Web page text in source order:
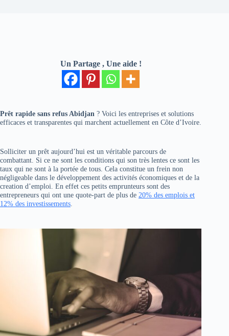
Un Partage , Une aide !
Prêt rapide sans refus Abidjan ? Voici les entreprises et solutions
efficaces et transparentes qui marchent actuellement en Côte d’Ivoire.
Solliciter un prêt aujourd’hui est un véritable parcours de
combattant. Si ce ne sont les conditions qui son très lentes ce sont les
taux qui ne sont à la portée de tous. Cela constitue un frein non
négligeable dans le développement des activités économiques et de la
creation d’emploi. En effet ces petits emprunteurs sont des
entrepreneurs qui ont une quote-part de plus de 20% des emplois et
12% des investissements